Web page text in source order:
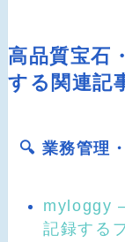
高品質宝石
する関連記
🔍 業務管理
myloggy
記録する